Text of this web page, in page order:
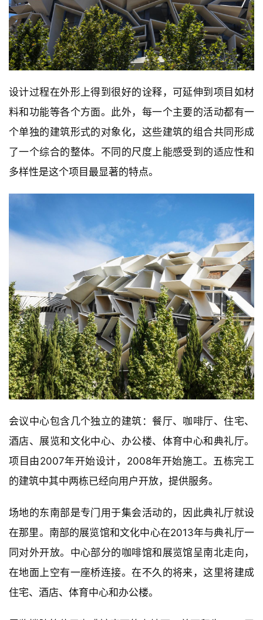
设计过程在外形上得到很好的诠释，可延伸到项目如材
料和功能等各个方面。此外，每一个主要的活动都有一
个单独的建筑形式的对象化，这些建筑的组合共同形成
了一个综合的整体。不同的尺度上能感受到的适应性和
多样性是这个项目最显著的特点。
会议中心包含几个独立的建筑：餐厅、咖啡厅、住宅、
酒店、展览和文化中心、办公楼、体育中心和典礼厅。
项目由2007年开始设计，2008年开始施工。五栋完工
的建筑中其中两栋已经向用户开放，提供服务。
场地的东南部是专门用于集会活动的，因此典礼厅就设
在那里。南部的展览馆和文化中心在2013年与典礼厅一
同对外开放。中心部分的咖啡馆和展览馆呈南北走向，
在地面上空有一座桥连接。在不久的将来，这里将建成
住宅、酒店、体育中心和办公楼。